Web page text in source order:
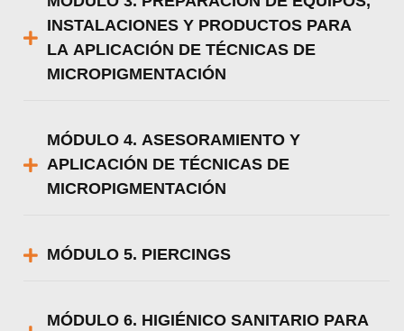
INSTALACIONES Y PRODUCTOS PARA
LA APLICACIÓN DE TÉCNICAS DE
MICROPIGMENTACIÓN
MÓDULO 4. ASESORAMIENTO Y
APLICACIÓN DE TÉCNICAS DE
MICROPIGMENTACIÓN
MÓDULO 5. PIERCINGS
MÓDULO 6. HIGIÉNICO SANITARIO PARA